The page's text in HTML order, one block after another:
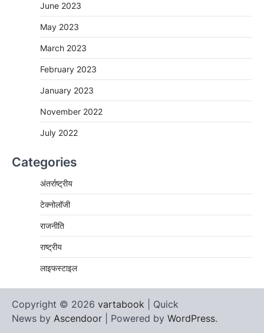
June 2023
May 2023
March 2023
February 2023
January 2023
November 2022
July 2022
Categories
अंतर्राष्ट्रीय
टेक्नोलॉजी
राजनीति
राष्ट्रीय
लाइफस्टाइल
Copyright © 2026 vartabook | Quick
News by Ascendoor | Powered by WordPress.